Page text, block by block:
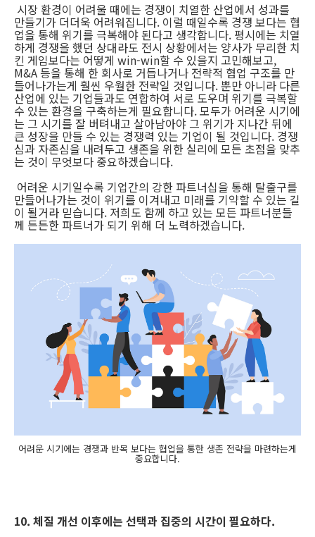
시장 환경이 어려울 때에는 경쟁이 치열한 산업에서 성과를
만들기가 더더욱 어려워집니다. 이럴 때일수록 경쟁 보다는 협
업을 통해 위기를 극복해야 된다고 생각합니다. 평시에는 치열
하게 경쟁을 했던 상대라도 전시 상황에서는 양사가 무리한 치
킨 게임보다는 어떻게 win-win할 수 있을지 고민해보고,
M&A 등을 통해 한 회사로 거듭나거나 전략적 협업 구조를 만
들어나가는게 훨씬 우월한 전략일 것입니다. 뿐만 아니라 다른
산업에 있는 기업들과도 연합하여 서로 도우며 위기를 극복할
수 있는 환경을 구축하는게 필요합니다. 모두가 어려운 시기에
는 그 시기를 잘 버텨내고 살아남아야 그 위기가 지나간 뒤에
큰 성장을 만들 수 있는 경쟁력 있는 기업이 될 것입니다. 경쟁
심과 자존심을 내려두고 생존을 위한 실리에 모든 초점을 맞추
는 것이 무엇보다 중요하겠습니다.
어려운 시기일수록 기업간의 강한 파트너십을 통해 탈출구를
만들어나가는 것이 위기를 이겨내고 미래를 기약할 수 있는 길
이 될거라 믿습니다. 저희도 함께 하고 있는 모든 파트너분들
께 든든한 파트너가 되기 위해 더 노력하겠습니다.
어려운 시기에는 경쟁과 반목 보다는 협업을 통한 생존 전략을 마련하는게
중요합니다.
10. 체질 개선 이후에는 선택과 집중의 시간이 필요하다.